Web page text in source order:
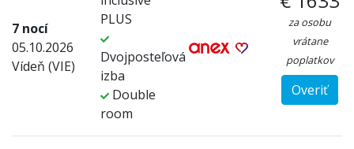
7 nocí
05.10.2026
Vídeň (VIE)
PLUS
Dvojposteľová
izba
Double
room
za osobu
vrátane
poplatkov
Overiť